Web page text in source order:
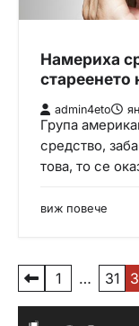
Намериха
стареенето
admin4eto
Група
средство,
това, то се
виж повече
Р
а
1 … 31